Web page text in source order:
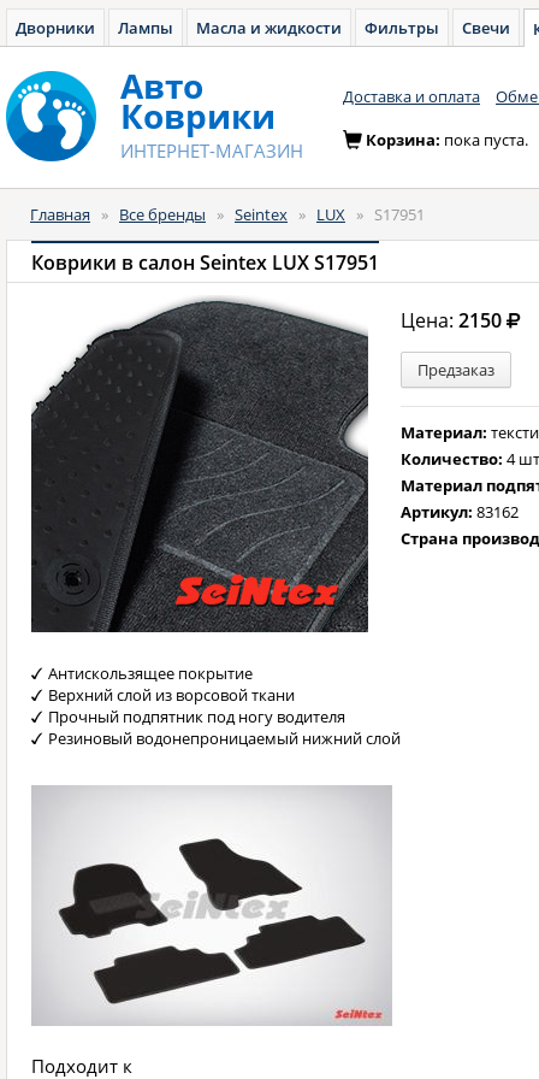
Дворники Лампы Масла и жидкости Фильтры Свечи
Авто
Коврики
ИНТЕРНЕТ-МАГАЗИН
Доставка и оплата
Корзина: пока пуста.
Главная » Все бренды » Seintex » LUX » S17951
Коврики в салон Seintex LUX S17951
Цена:2150
Предзаказ
Материал:
Количество:4
Материал
Артикул:83162
Страна
Антискользящее покрытие
Верхний слой из ворсовой ткани
Прочный подпятник под ногу водителя
Резиновый водонепроницаемый нижний слой
Подходит к